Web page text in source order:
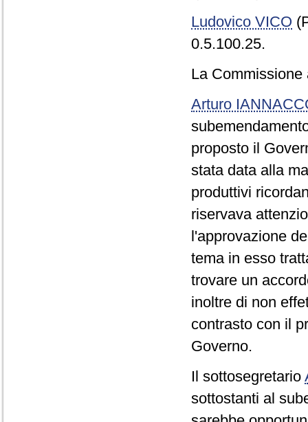
Ludovico VICO
0.5.100.25.
La
Arturo
proposto il
stata data alla
produttivi
riservava
l'approvazione
tema in esso
trovare un
inoltre di non
contrasto con il
Governo.
Il sottosegretario
sottostanti al